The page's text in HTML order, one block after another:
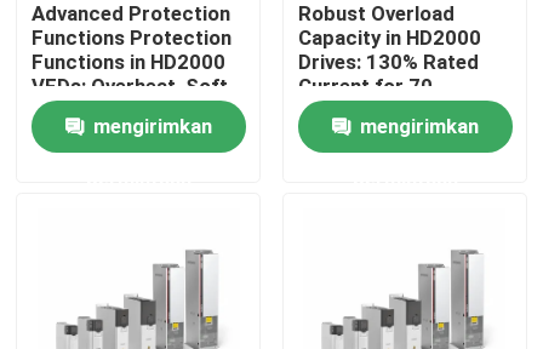
Kontrol Kualitas
Hubungi Kami
Minta Kutipan
Penggerak Frekuensi Variabel VFD
Advanced Protection
Functions Protection
Functions in HD2000
VFDs: Overheat, Soft-
Start, and IGBT Safety
mengirimkan
Robust Overload
Capacity in HD2000
Drives: 130% Rated
Current for 70
Seconds
mengirimkan